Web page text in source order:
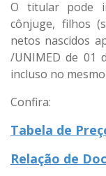
O titular pode
cônjuge, filhos
netos nascidos
/UNIMED de 01
incluso no
Confira:
Tabela de
Relação de